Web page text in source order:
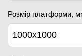
Розмір платформи,
1000x1000